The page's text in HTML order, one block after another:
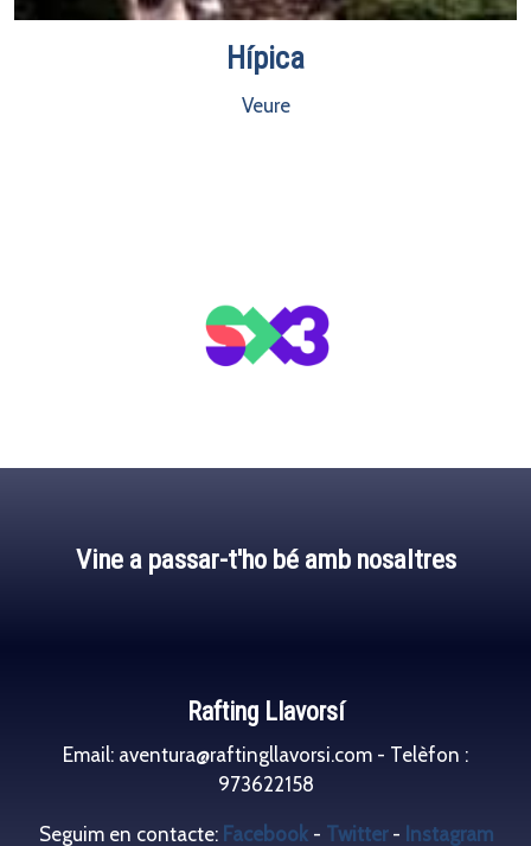
Hípica
Veure
Vine a passar-t'ho bé amb nosaltres
Rafting Llavorsí
Email: aventura@raftingllavorsi.com - Telèfon :
973622158
Seguim en contacte: Facebook - Twitter - Instagram